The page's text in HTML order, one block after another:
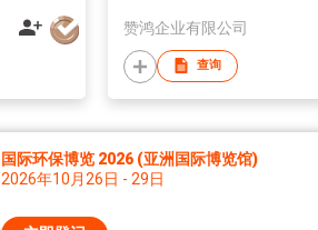
赞鸿企业有限公司
查询
国际环保博览 2026 (亚洲国际博览馆)
2026年10月26日 - 29日